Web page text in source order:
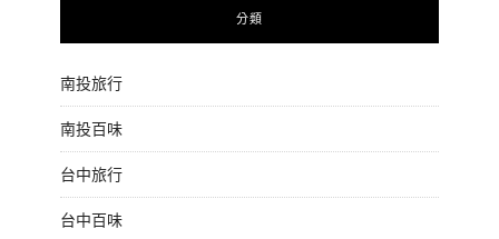
分類
南投旅行
南投百味
台中旅行
台中百味